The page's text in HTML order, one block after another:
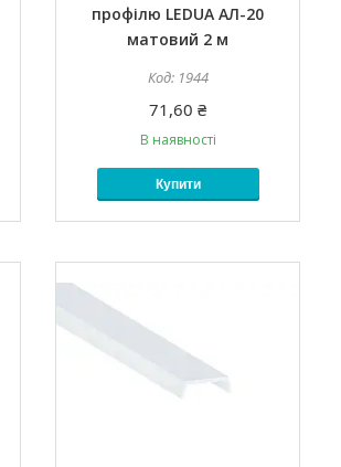
профілю LEDUA АЛ-20
матовий 2 м
1944
71,60 ₴
В наявності
Купити